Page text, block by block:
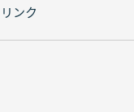
リンク